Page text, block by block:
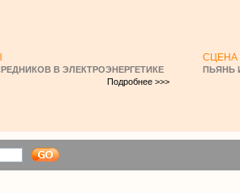
В ЭЛЕКТРОЭНЕРГЕТИКЕ
Подробнее >>>
СЦЕНА
ПЬЯНЬ